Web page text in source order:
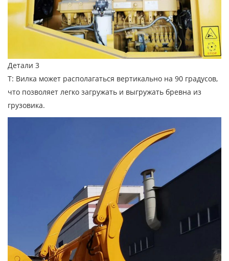
Детали 3
T: Вилка может располагаться вертикально на 90 градусов,
что позволяет легко загружать и выгружать бревна из
грузовика.